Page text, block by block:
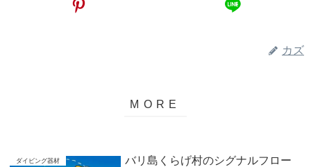
カズ
ダイビング器材
バリ島くらげ村のシグナルフロー